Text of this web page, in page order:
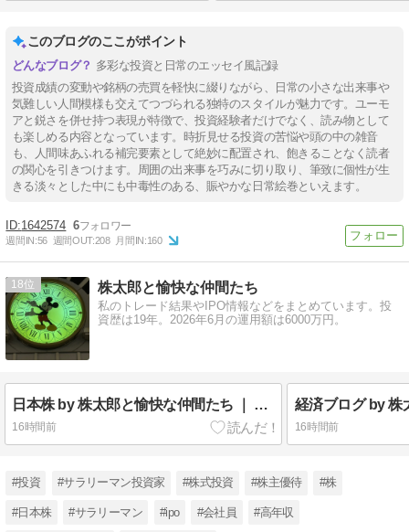
このブログのここがポイント
多彩な投資と日常のエッセイ風記録
投資成績の変動や銘柄の売買を軽快に綴りながら、日常の小さな出来事や
気難しい人間模様も交えてつづられる独特のスタイルが魅力です。ユーモ
アと鋭さを併せ持つ表現が特徴で、投資経験者だけでなく、読み物として
も楽しめる内容となっています。時折見せる投資の苦悩や頭の中の雑音
も、人間味あふれる補完要素として絶妙に配置され、飽きることなく読者
の関心を引きつけます。周囲の出来事を巧みに切り取り、筆致に個性が生
きる淡々とした中にも中毒性のある、賑やかな日常絵巻といえます。
1642574 6
週間IN:56 週間OUT:208 月間IN:160
18 株太郎と愉快な仲間たち
私のトレード結果やIPO情報などをまとめています。投
資歴は19年。2026年6月の運用額は6000万円。
日本株 by 株太郎と愉快な仲間たち ｜ 2007年から投資開始した株太郎の視点から見た日本株
16時間前 16時間前
#投資 #サラリーマン投資家 #株式投資 #株主優待 #株
#日本株 #サラリーマン #ipo #会社員 #高年収